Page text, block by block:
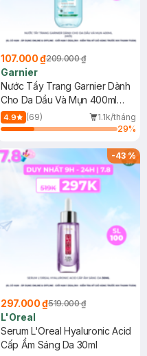
107.000 ₫209.000 ₫
Garnier
Nước Tẩy Trang Garnier Dành
Cho Da Dầu Và Mụn 400ml
(Mới)
4.9 (69)
1.1k/tháng
29%
-43%
297.000 ₫519.000 ₫
L'Oreal
Serum L'Oreal Hyaluronic Acid
Cấp Ẩm Sáng Da 30ml